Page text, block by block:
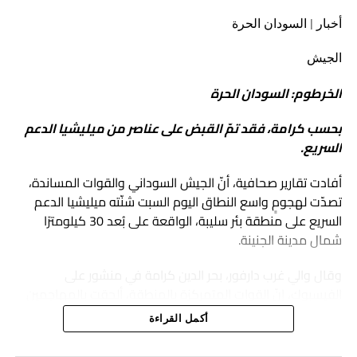
والمهتمين تطوير أدواتهم المعرفية والتحليلية، وفتح مساحات
المنطقة والقارة الأفريقية.
أخبار | السودان الحرة
الجيش
الخرطوم: السودان الحرة
بحسب كرامة، فقد تمّ القبض على عناصر من ميليشيا الدعم
السريع.
أفادت تقارير صحافية، أنّ الجيش السوداني والقوات المساندة،
تصدّت لهجومٍ واسع النطاق اليوم السبت شنّته ميليشيا الدعم
السريع على منطقة بئر سليبة، الواقعة على بُعد 30 كيلومترًا
شمال مدينة الجنينة.
خسائر فادحة في الأرواح والمعدات العسكرية، وألقت القبض على
عدد من عناصر الدعم السريع وحققت تقدمًا جديدًا على المحور
الشمالي الغربي.
أكمل القراءة